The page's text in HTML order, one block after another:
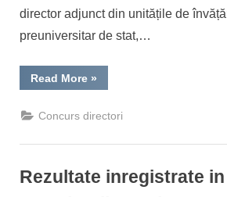
director adjunct din unitățile de
preuniversitar de stat,…
Read More“Rezultate
finale
la
PROBA
din
pentru
ocuparea
»
Concurs directori
Rezultate inregistrate